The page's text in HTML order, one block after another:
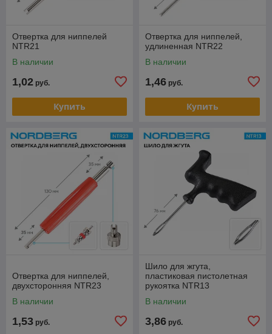
Отвертка для ниппелей
NTR21
В наличии
1,02 руб.
Купить
Отвертка для ниппелей,
удлиненная NTR22
В наличии
1,46 руб.
Купить
Отвертка для ниппелей,
двухсторонняя NTR23
В наличии
1,53 руб.
Шило для жгута,
пластиковая пистолетная
рукоятка NTR13
В наличии
3,86 руб.